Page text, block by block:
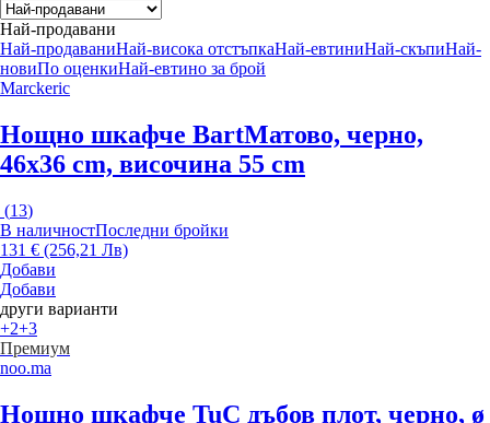
Най-продавани
Най-продаваниНай-висока отстъпкаНай-евтиниНай-скъпиНай-
новиПо оценкиНай-евтино за брой
Marckeric
Нощно шкафче BartМатово, черно,
46x36 cm, височина 55 cm
(13)
В наличностПоследни бройки
131 € (256,21 Лв)
Добави
Добави
други варианти
+2+3
Премиум
noo.ma
Нощно шкафче TuС дъбов плот, черно, ø